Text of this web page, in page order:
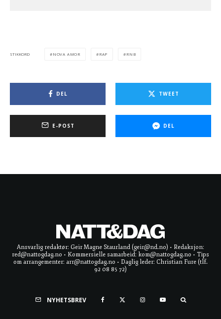
STIKKORD NOVA AMOR RAP RNB
DEL TWEET
E-POST DEL
Ansvarlig redaktør: Geir Magne Staurland (geir@nd.no) • Redaksjon:
red@nattogdag.no • Kommersielle samarbeid: kom@nattogdag.no • Tips
om arrangementer: arr@nattogdag.no • Daglig leder: Christian Fure (tlf.
92 08 85 72)
NYHETSBREV